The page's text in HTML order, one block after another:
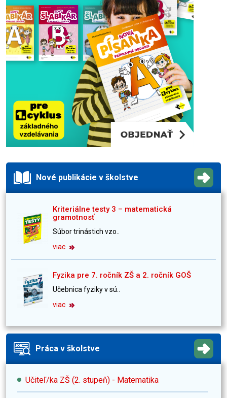
Nové publikácie v školstve
Kriteriálne testy 3 – matematická
gramotnosť
Súbor trinástich vzo..
viac
Fyzika pre 7. ročník ZŠ a 2. ročník GOŠ
Učebnica fyziky v sú..
viac
Práca v školstve
Učiteľ/ka ZŠ (2. stupeň) - Matematika